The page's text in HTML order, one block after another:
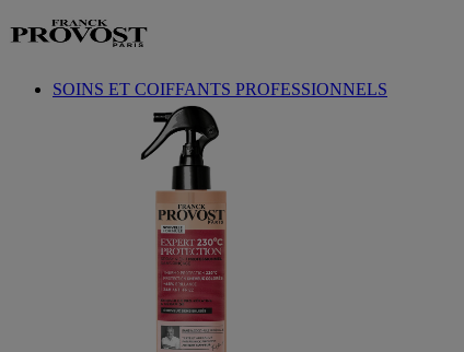
Aller au contenu
SOINS ET COIFFANTS PROFESSIONNELS